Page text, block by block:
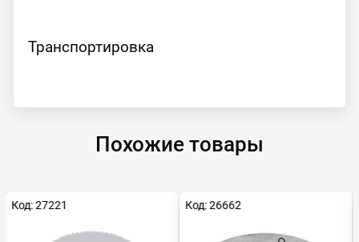
Транспортировка
Похожие товары
Код: 27221 Код: 26662